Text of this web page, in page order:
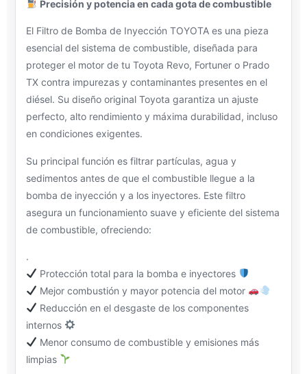
Precisión y potencia en cada gota de combustible
El Filtro de Bomba de Inyección TOYOTA es una pieza
esencial del sistema de combustible, diseñada para
proteger el motor de tu Toyota Revo, Fortuner o Prado
TX contra impurezas y contaminantes presentes en el
diésel. Su diseño original Toyota garantiza un ajuste
perfecto, alto rendimiento y máxima durabilidad, incluso
en condiciones exigentes.
Su principal función es filtrar partículas, agua y
sedimentos antes de que el combustible llegue a la
bomba de inyección y a los inyectores. Este filtro
asegura un funcionamiento suave y eficiente del sistema
de combustible, ofreciendo:
.
Protección total para la bomba e inyectores
Mejor combustión y mayor potencia del motor
Reducción en el desgaste de los componentes
internos
Menor consumo de combustible y emisiones más
limpias